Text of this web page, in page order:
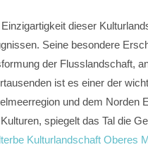
dieser
Seine besondere
der Flusslandschaft,
ist es einer der
und dem Norden
spiegelt das Tal die
Kulturlandschaft Oberes